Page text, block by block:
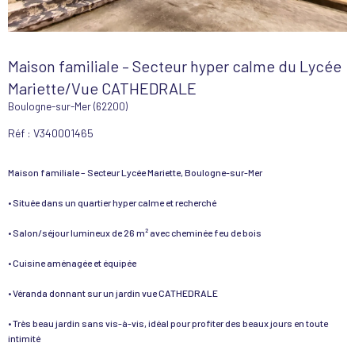
Maison familiale – Secteur hyper calme du Lycée
Mariette/Vue CATHEDRALE
Boulogne-sur-Mer (62200)
Réf : V340001465
Maison familiale – Secteur Lycée Mariette, Boulogne-sur-Mer
• Située dans un quartier hyper calme et recherché
• Salon/séjour lumineux de 26 m² avec cheminée feu de bois
• Cuisine aménagée et équipée
• Véranda donnant sur un jardin vue CATHEDRALE
• Très beau jardin sans vis-à-vis, idéal pour profiter des beaux jours en toute
intimité